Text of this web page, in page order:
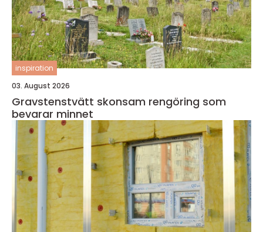
inspiration
03. August 2026
Gravstenstvätt skonsam rengöring som
bevarar minnet